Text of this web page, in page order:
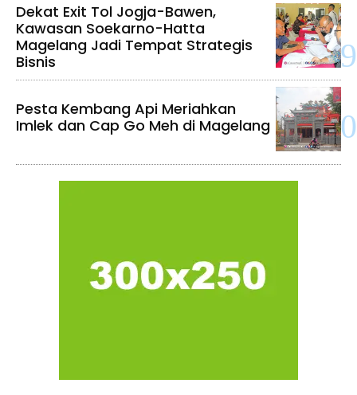
Dekat Exit Tol Jogja-Bawen,
Kawasan Soekarno-Hatta
Magelang Jadi Tempat Strategis
Bisnis
Pesta Kembang Api Meriahkan
Imlek dan Cap Go Meh di Magelang